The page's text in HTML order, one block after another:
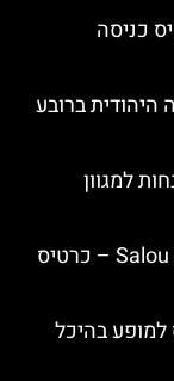
כניסה
היהודית ברובע
למגוון
פארק המים PortAventura בברצלונה: Salou – כרטיס
למופע בהיכל